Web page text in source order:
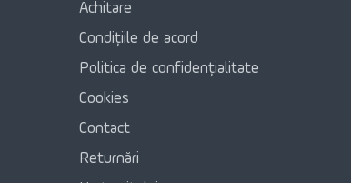
Achitare
Condițiile de acord
Politica de confidențialitate
Cookies
Contact
Returnări